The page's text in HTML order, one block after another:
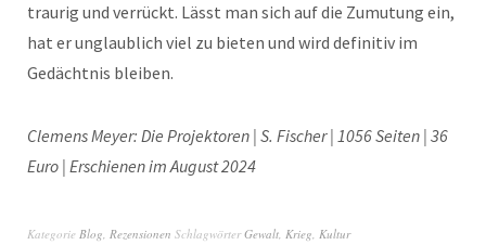
traurig und verrückt. Lässt man sich auf die Zumutung ein,
hat er unglaublich viel zu bieten und wird definitiv im
Gedächtnis bleiben.
Clemens Meyer: Die Projektoren | S. Fischer | 1056 Seiten | 36
Euro | Erschienen im August 2024
Kategorie Blog, Rezensionen SchlagwörterGewalt, Krieg, Kultur